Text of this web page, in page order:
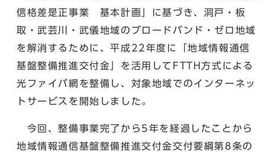
信格差是正事業 基本計画」に基づき、洞戸・板
取・武芸川・武儀地域のブロードバンド・ゼロ地域
を解消するために、平成22年度に「地域情報通信
基盤整備推進交付金」を活用してFTTH方式による
光ファイバ網を整備し、対象地域でのインターネッ
トサービスを開始しました。
今回、整備事業完了から5年を経過したことから
地域情報通信基盤整備推進交付金交付要綱第8条の